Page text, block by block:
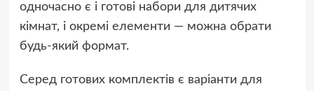
одночасно є і готові набори для дитячих
кімнат, і окремі елементи — можна обрати
будь-який формат.
Серед готових комплектів є варіанти для